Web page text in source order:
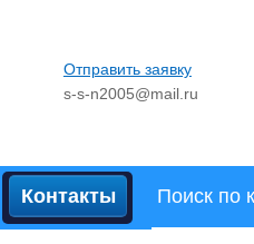
Отправить заявку
s-s-n2005@mail.ru
Контакты